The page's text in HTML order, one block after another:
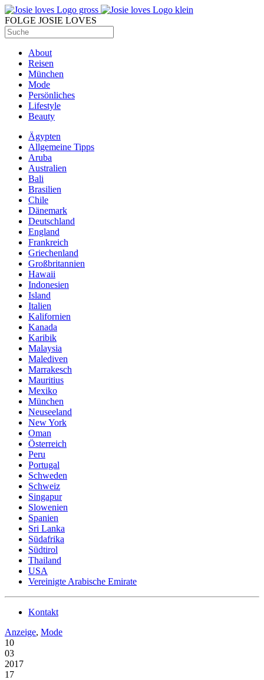
FOLGE JOSIE LOVES
About
Reisen
München
Mode
Persönliches
Lifestyle
Beauty
Ägypten
Allgemeine Tipps
Aruba
Australien
Bali
Brasilien
Chile
Dänemark
Deutschland
England
Frankreich
Griechenland
Großbritannien
Hawaii
Indonesien
Island
Italien
Kalifornien
Kanada
Karibik
Malaysia
Malediven
Marrakesch
Mauritius
Mexiko
München
Neuseeland
New York
Oman
Österreich
Peru
Portugal
Schweden
Schweiz
Singapur
Slowenien
Spanien
Sri Lanka
Südafrika
Südtirol
Thailand
USA
Vereinigte Arabische Emirate
Kontakt
Anzeige, Mode
10
03
2017
17